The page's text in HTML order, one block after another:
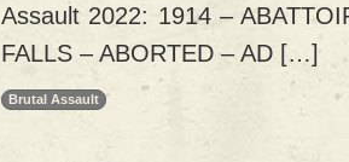
Assault 2022: 1914 –
FALLS – ABORTED – AD […]
Brutal Assault